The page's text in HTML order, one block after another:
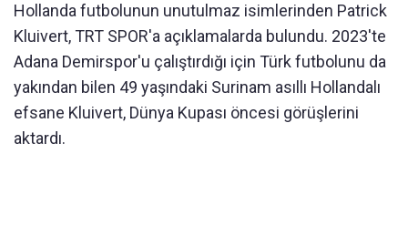
Hollanda futbolunun unutulmaz isimlerinden Patrick
Kluivert, TRT SPOR'a açıklamalarda bulundu. 2023'te
Adana Demirspor'u çalıştırdığı için Türk futbolunu da
yakından bilen 49 yaşındaki Surinam asıllı Hollandalı
efsane Kluivert, Dünya Kupası öncesi görüşlerini
aktardı.